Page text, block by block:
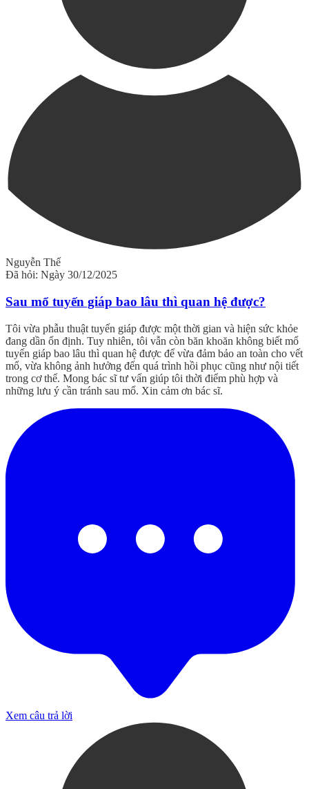
Nguyễn Thế
Đã hỏi: Ngày 30/12/2025
Sau mổ tuyến giáp bao lâu thì quan hệ được?
Tôi vừa phẫu thuật tuyến giáp được một thời gian và hiện sức khỏe
đang dần ổn định. Tuy nhiên, tôi vẫn còn băn khoăn không biết mổ
tuyến giáp bao lâu thì quan hệ được để vừa đảm bảo an toàn cho vết
mổ, vừa không ảnh hưởng đến quá trình hồi phục cũng như nội tiết
trong cơ thể. Mong bác sĩ tư vấn giúp tôi thời điểm phù hợp và
những lưu ý cần tránh sau mổ. Xin cảm ơn bác sĩ.
Xem câu trả lời